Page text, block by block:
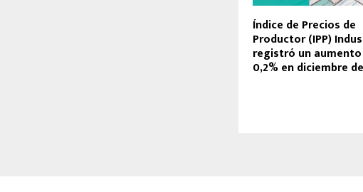
Índice de Precios de
Productor (IPP)
registró un
0,2% en diciembre